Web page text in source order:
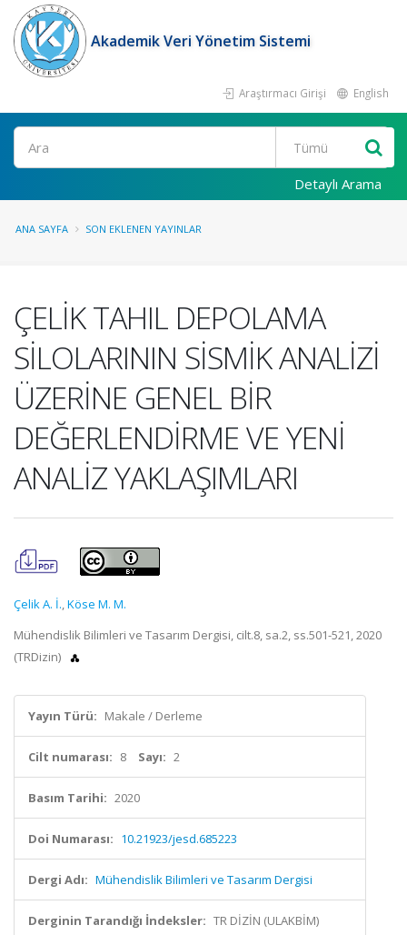
Akademik Veri Yönetim Sistemi
Araştırmacı Girişi English
Ara
Detaylı Arama
ANA SAYFA SON EKLENEN YAYINLAR
ÇELİK TAHIL DEPOLAMA
SİLOLARININ SİSMİK ANALİZİ
ÜZERİNE GENEL BİR
DEĞERLENDİRME VE YENİ
ANALİZ YAKLAŞIMLARI
Çelik A. İ.,Köse M. M.
Mühendislik Bilimleri ve Tasarım Dergisi, cilt.8, sa.2, ss.501-521, 2020
(TRDizin)
Yayın Türü: Makale / Derleme
Cilt numarası: 8 Sayı: 2
Basım Tarihi: 2020
Doi Numarası: 10.21923/jesd.685223
Dergi Adı: Mühendislik Bilimleri ve Tasarım Dergisi
Derginin Tarandığı İndeksler: TR DİZİN (ULAKBİM)